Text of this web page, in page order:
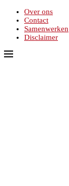
Over ons
Contact
Samenwerken
Disclaimer